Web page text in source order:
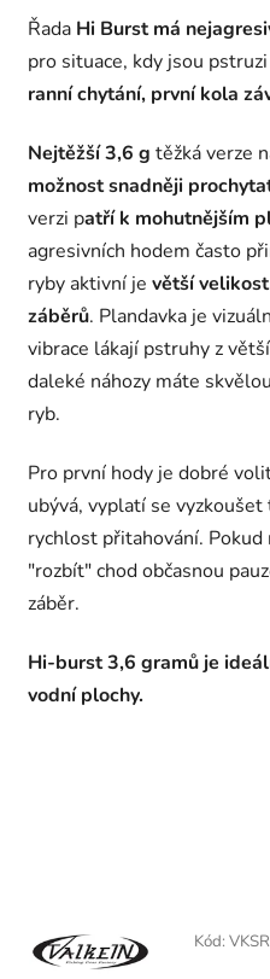
Řada Hi Burst má
pro situace, kdy jsou
ranní chytání, první kola
Nejtěžší 3,6 g těžká verze
možnost snadněji
verzi patří k mohutnějším
agresivních hodem často
ryby aktivní je větší
záběrů. Plandavka je
vibrace lákají pstruhy z
daleké náhozy máte
ryb.
Pro první hody je dobré
ubývá, vyplatí se
rychlost přitahování.
"rozbít" chod občasnou
záběr.
Hi-burst 3,6 gramů je
vodní plochy.
Kód: